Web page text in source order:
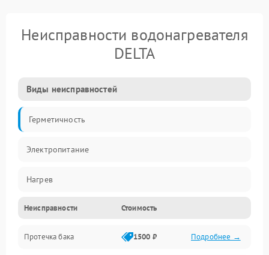
Неисправности водонагревателя
DELTA
Виды неисправностей
Герметичность
Электропитание
Нагрев
Датчики
Механика
Неисправности Стоимость
Протечка бака 1500 ₽ Подробнее →